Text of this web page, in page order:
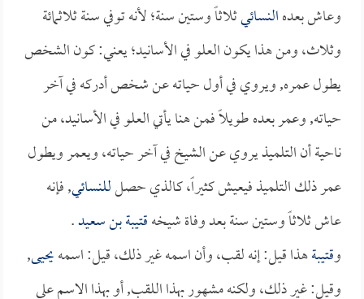
وعاش بعدهالنسائيثلاثاً وستين سنة؛ لأنه توفي سنة ثلاثمائة
وثلاث، ومن هذا يكون العلو في الأسانيد؛ يعني: كون الشخص
يطول عمره, ويروي في أول حياته عن شخص أدركه في آخر
حياته, وعمر بعده طويلاً فمن هنا يأتي العلو في الأسانيد، من
ناحية أن التلميذ يروي عن الشيخ في آخر حياته، ويعمر ويطول
عمر ذلك التلميذ فيعيش كثيراً، كالذي حصلللنسائي, فإنه
عاش ثلاثاً وستين سنة بعد وفاة شيخهقتيبة بن سعيد.
وقتيبةهذا قيل: إنه لقب، وأن اسمه غير ذلك، قيل: اسمهيحيى,
وقيل: غير ذلك، ولكنه مشهور بهذا اللقب, أو بهذا الاسم على